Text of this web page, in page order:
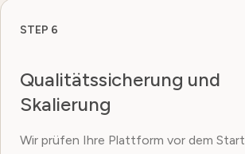
STEP 6
Qualitätssicherung und
Skalierung
Wir prüfen Ihre Plattform vor dem Start